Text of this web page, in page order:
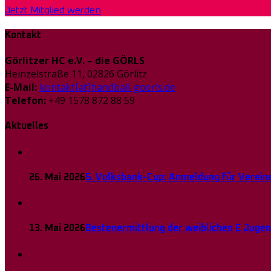
Jetzt Mitglied werden
Kontakt
Görlitzer HC e.V. – die GÖRLS
Heinzelstraße 11, 02826 Görlitz
E-Mail: kontakt[at]handball-goerls.de
Telefon: +49 1578 872 88 59
Aktuelles
26. Mai 20265. Volksbank-Cup: Anmeldung für
13. Mai 2026Bestenermittlung der weiblichen E